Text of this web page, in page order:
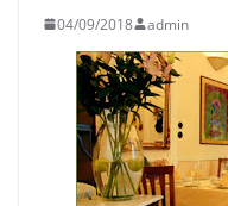
04/09/2018 admin